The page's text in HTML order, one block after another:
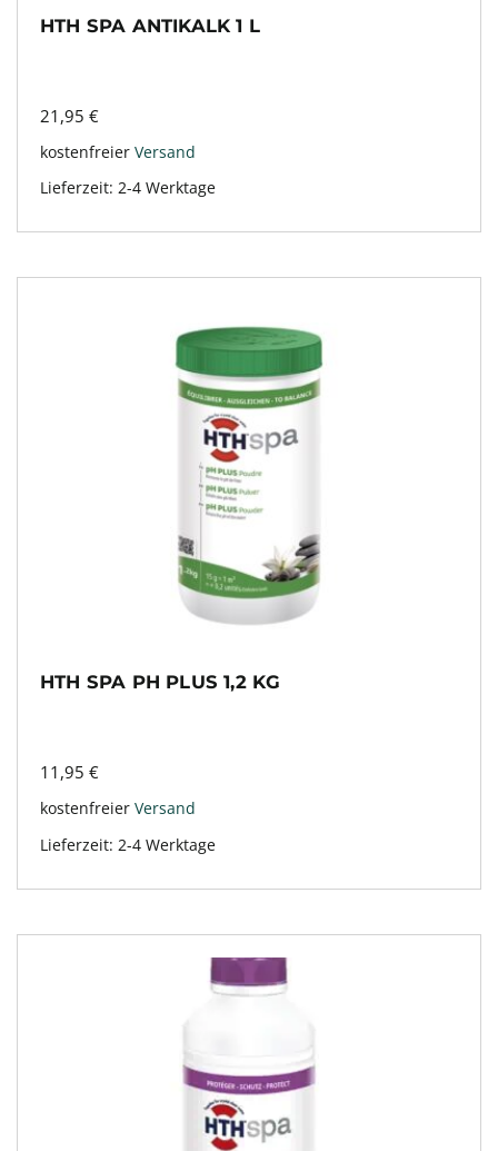
HTH SPA ANTIKALK 1 L
21,95 €
kostenfreier Versand
Lieferzeit: 2-4 Werktage
HTH SPA PH PLUS 1,2 KG
11,95 €
kostenfreier Versand
Lieferzeit: 2-4 Werktage